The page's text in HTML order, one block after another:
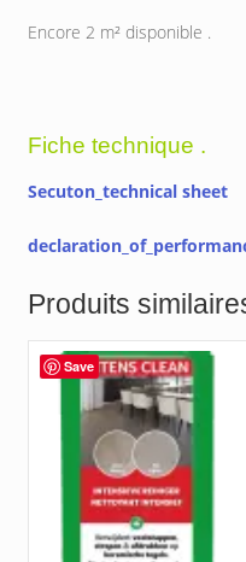
Encore 2 m² disponible .
Fiche technique .
Secuton_technical sheet
Produits
Save